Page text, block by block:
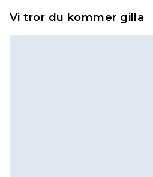
Vi tror du kommer gilla